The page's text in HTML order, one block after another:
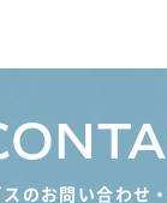
のお問い合わせ